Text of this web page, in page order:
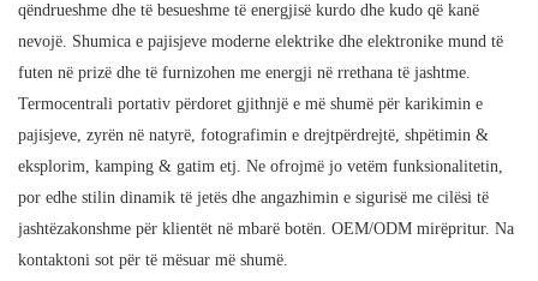
qëndrueshme dhe të besueshme të energjisë kurdo dhe kudo që kanë
nevojë. Shumica e pajisjeve moderne elektrike dhe elektronike mund të
futen në prizë dhe të furnizohen me energji në rrethana të jashtme.
Termocentrali portativ përdoret gjithnjë e më shumë për karikimin e
pajisjeve, zyrën në natyrë, fotografimin e drejtpërdrejtë, shpëtimin &
eksplorim, kamping & gatim etj. Ne ofrojmë jo vetëm funksionalitetin,
por edhe stilin dinamik të jetës dhe angazhimin e sigurisë me cilësi të
jashtëzakonshme për klientët në mbarë botën. OEM/ODM mirëpritur. Na
kontaktoni sot për të mësuar më shumë.